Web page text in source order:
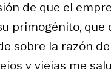
de que el
primogénito,
sobre la razón
y viejas me